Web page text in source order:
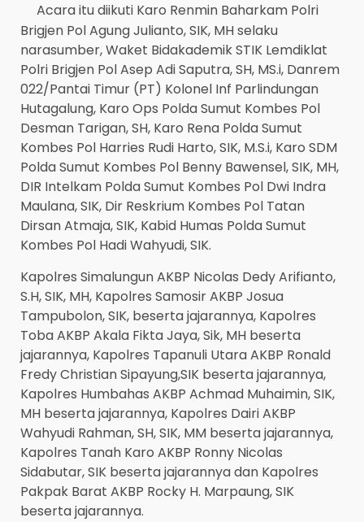
Acara itu diikuti Karo Renmin Baharkam Polri
Brigjen Pol Agung Julianto, SIK, MH selaku
narasumber, Waket Bidakademik STIK Lemdiklat
Polri Brigjen Pol Asep Adi Saputra, SH, MS.i, Danrem
022/Pantai Timur (PT) Kolonel Inf Parlindungan
Hutagalung, Karo Ops Polda Sumut Kombes Pol
Desman Tarigan, SH, Karo Rena Polda Sumut
Kombes Pol Harries Rudi Harto, SIK, M.S.i, Karo SDM
Polda Sumut Kombes Pol Benny Bawensel, SIK, MH,
DIR Intelkam Polda Sumut Kombes Pol Dwi Indra
Maulana, SIK, Dir Reskrium Kombes Pol Tatan
Dirsan Atmaja, SIK, Kabid Humas Polda Sumut
Kombes Pol Hadi Wahyudi, SIK.
Kapolres Simalungun AKBP Nicolas Dedy Arifianto,
S.H, SIK, MH, Kapolres Samosir AKBP Josua
Tampubolon, SIK, beserta jajarannya, Kapolres
Toba AKBP Akala Fikta Jaya, Sik, MH beserta
jajarannya, Kapolres Tapanuli Utara AKBP Ronald
Fredy Christian Sipayung,SIK beserta jajarannya,
Kapolres Humbahas AKBP Achmad Muhaimin, SIK,
MH beserta jajarannya, Kapolres Dairi AKBP
Wahyudi Rahman, SH, SIK, MM beserta jajarannya,
Kapolres Tanah Karo AKBP Ronny Nicolas
Sidabutar, SIK beserta jajarannya dan Kapolres
Pakpak Barat AKBP Rocky H. Marpaung, SIK
beserta jajarannya.